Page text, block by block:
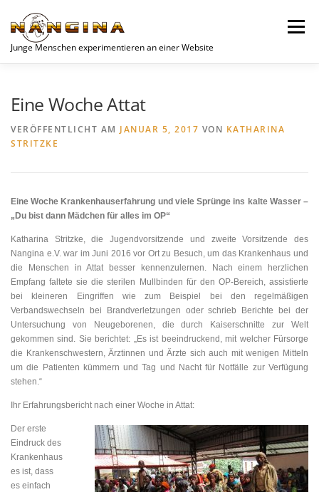
Inhalt
springen
Junge Menschen experimentieren an einer Website
Menü
UNSERE PROJEKTE
WOCHENEND-PLANER DATENSCHUTZERKLÄRUNG
Eine Woche Attat
VERÖFFENTLICHT AM JANUAR 5, 2017 VON KATHARINA
STRITZKE
Eine Woche Krankenhauserfahrung und viele Sprünge ins kalte Wasser –
„Du bist dann Mädchen für alles im OP“
Katharina Stritzke, die Jugendvorsitzende und zweite Vorsitzende des
Nangina e.V. war im Juni 2016 vor Ort zu Besuch, um das Krankenhaus und
die Menschen in Attat besser kennenzulernen. Nach einem herzlichen
Empfang faltete sie die sterilen Mullbinden für den OP-Bereich, assistierte
bei kleineren Eingriffen wie zum Beispiel bei den regelmäßigen
Verbandswechseln bei Brandverletzungen oder schrieb Berichte bei der
Untersuchung von Neugeborenen, die durch Kaiserschnitte zur Welt
gekommen sind. Sie berichtet: „Es ist beeindruckend, mit welcher Fürsorge
die Krankenschwestern, Ärztinnen und Ärzte sich auch mit wenigen Mitteln
um die Patienten kümmern und Tag und Nacht für Notfälle zur Verfügung
stehen.“
Ihr Erfahrungsbericht nach einer Woche in Attat:
Der erste
Eindruck des
Krankenhaus
es ist, dass
es einfach